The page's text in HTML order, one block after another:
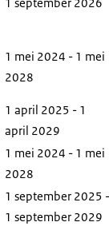
1 mei 2024 - 1 mei
2028
1 april 2025 - 1
april 2029
1 mei 2024 - 1 mei
2028
1 september 2025 -
1 september 2029